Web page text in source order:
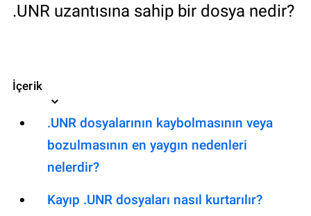
.UNR uzantısına sahip bir dosya nedir?
İçerik
.UNR dosyalarının kaybolmasının veya
bozulmasının en yaygın nedenleri
nelerdir?
Kayıp .UNR dosyaları nasıl kurtarılır?